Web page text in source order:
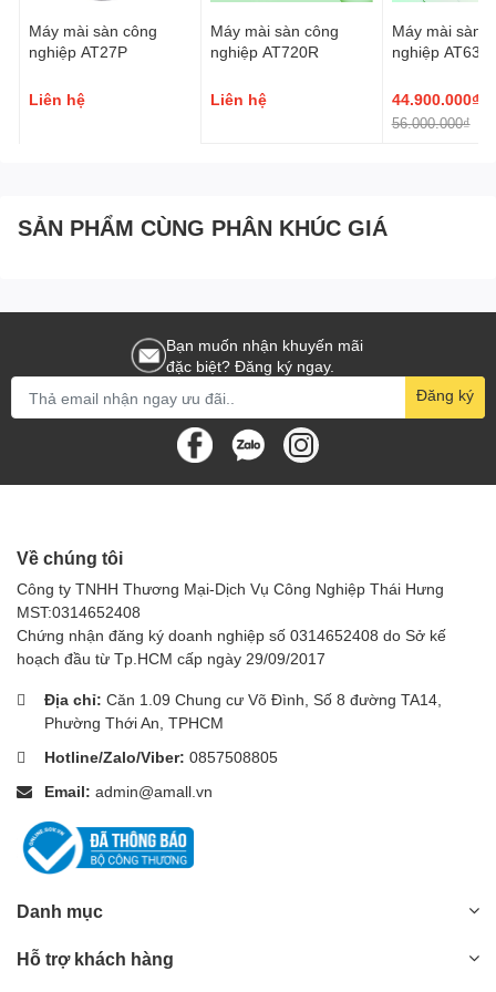
Máy mài sàn công
nghiệp AT27P
Liên hệ
Máy mài sàn công
nghiệp AT720R
Liên hệ
Máy mài sàn
nghiệp AT630
44.900.000₫
56.000.000₫
SẢN PHẨM CÙNG PHÂN KHÚC GIÁ
Bạn muốn nhận khuyến mãi
đặc biệt? Đăng ký ngay.
Đăng ký
Về chúng tôi
Công ty TNHH Thương Mại-Dịch Vụ Công Nghiệp Thái Hưng
MST:0314652408
Chứng nhận đăng ký doanh nghiệp số 0314652408 do Sở kế
hoạch đầu từ Tp.HCM cấp ngày 29/09/2017
Địa chỉ: Căn 1.09 Chung cư Võ Đình, Số 8 đường TA14,
Phường Thới An, TPHCM
Hotline/Zalo/Viber: 0857508805
Email: admin@amall.vn
Danh mục
Hỗ trợ khách hàng